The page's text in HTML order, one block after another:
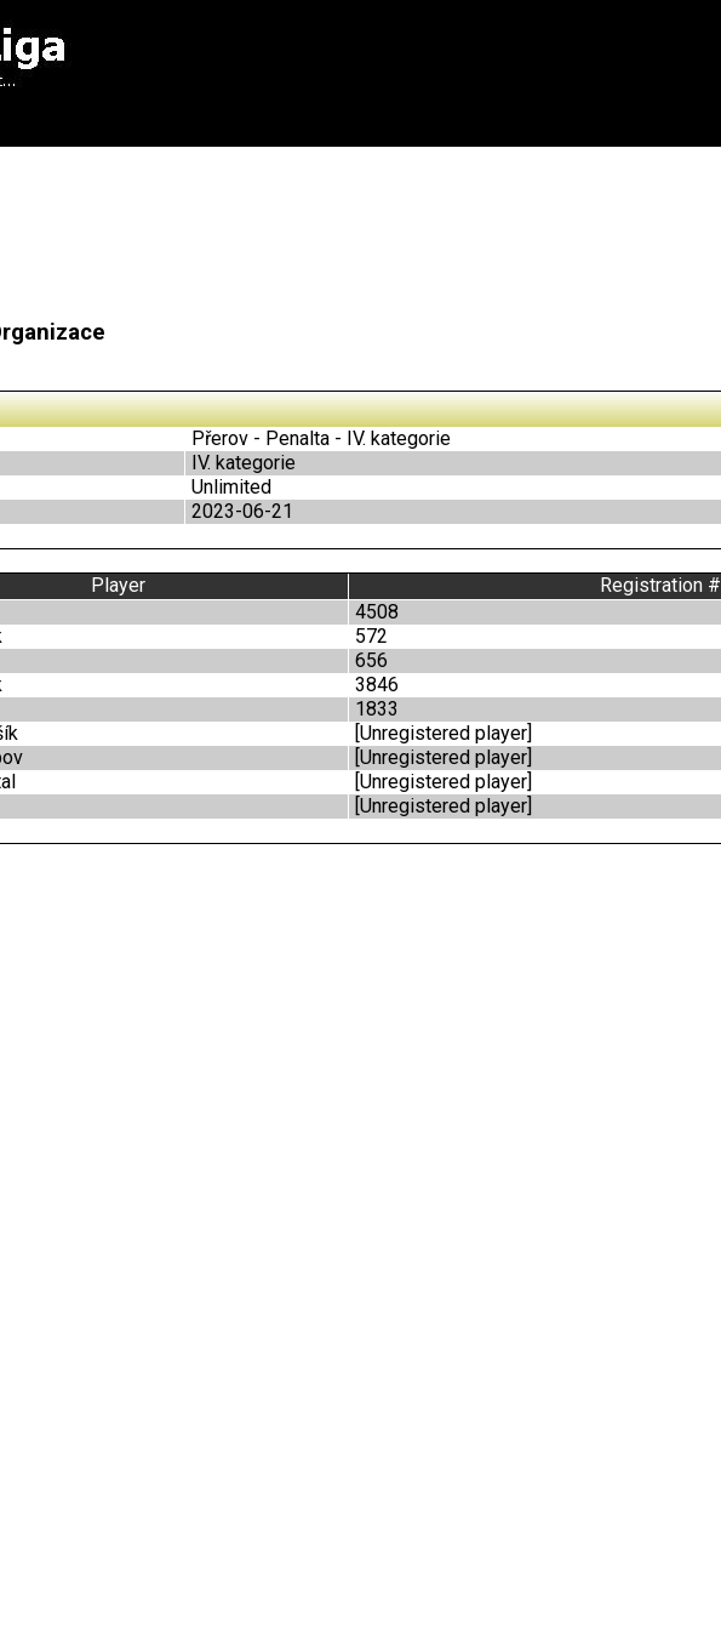
Přerov - Penalta - IV. kategorie
IV. kategorie
Unlimited
2023-06-21
Player
Registration #
4508
572
656
3846
1833
[Unregistered player]
[Unregistered player]
[Unregistered player]
[Unregistered player]